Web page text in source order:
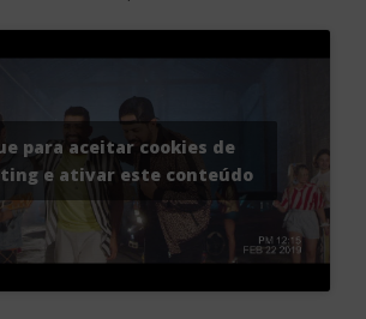
para aceitar cookies de
e ativar este conteúdo